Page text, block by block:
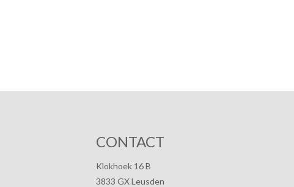
CONTACT
Klokhoek 16 B
3833 GX Leusden